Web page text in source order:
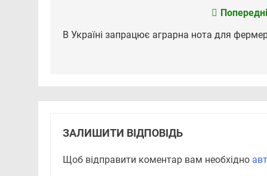
записів
В Україні запрацює аграрна нота для
ЗАЛИШИТИ ВІДПОВІДЬ
Щоб відправити коментар вам необхідно